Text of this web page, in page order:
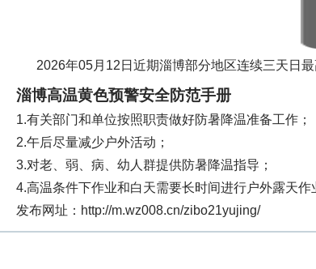
2026年05月12日近期淄博部分地区连续三天日
淄博高温黄色预警安全防范手册
1.有关部门和单位按照职责做好防暑降温准备工作；
2.午后尽量减少户外活动；
3.对老、弱、病、幼人群提供防暑降温指导；
4.高温条件下作业和白天需要长时间进行户外露天作
发布网址：http://m.wz008.cn/zibo21yujing/